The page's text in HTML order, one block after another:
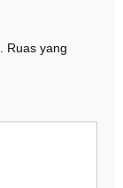
Ruas yang